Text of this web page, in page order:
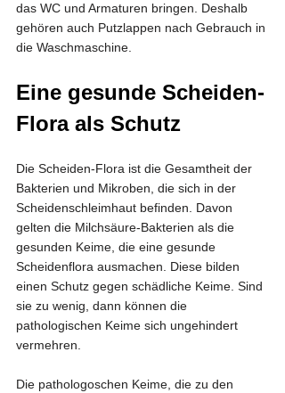
das WC und Armaturen bringen. Deshalb
gehören auch Putzlappen nach Gebrauch in
die Waschmaschine.
Eine gesunde Scheiden-
Flora als Schutz
Die Scheiden-Flora ist die Gesamtheit der
Bakterien und Mikroben, die sich in der
Scheidenschleimhaut befinden. Davon
gelten die Milchsäure-Bakterien als die
gesunden Keime, die eine gesunde
Scheidenflora ausmachen. Diese bilden
einen Schutz gegen schädliche Keime. Sind
sie zu wenig, dann können die
pathologischen Keime sich ungehindert
vermehren.
Die pathologoschen Keime, die zu den